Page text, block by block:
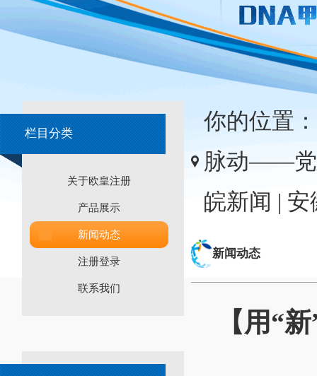
栏目分类
关于欧皇注册
产品展示
新闻动态
注册登录
联系我们
你的位置：
脉动——党
皖新闻 | 安
新闻动态
【用“